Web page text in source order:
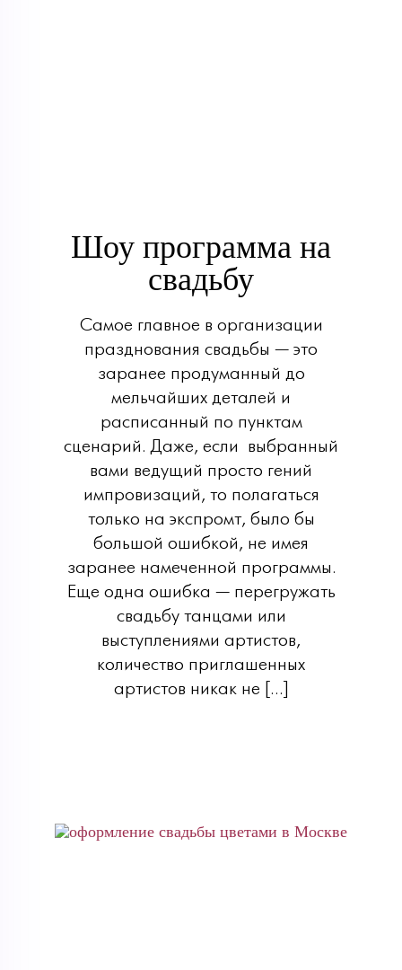
Шоу программа на
свадьбу
Самое главное в организации
празднования свадьбы — это
заранее продуманный до
мельчайших деталей и
расписанный по пунктам
сценарий. Даже, если выбранный
вами ведущий просто гений
импровизаций, то полагаться
только на экспромт, было бы
большой ошибкой, не имея
заранее намеченной программы.
Еще одна ошибка — перегружать
свадьбу танцами или
выступлениями артистов,
количество приглашенных
артистов никак не […]